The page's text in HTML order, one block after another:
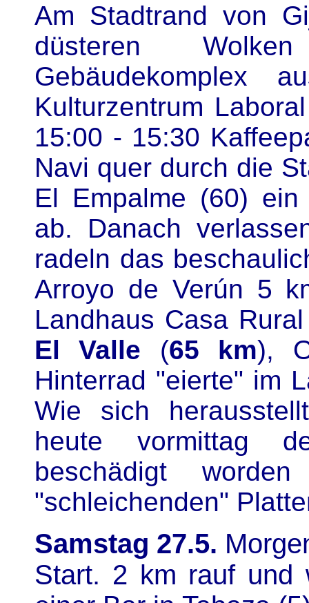
Am Stadtrand von
düsteren
Gebäudekomplex
Kulturzentrum
15:00 - 15:30
Navi quer durch die
El Empalme (60)
ab. Danach
radeln das
Arroyo de Verún 5
Landhaus Casa
El Valle (65 km),
Hinterrad "eierte" im
Wie sich
heute vormittag
beschädigt
"schleichenden"
Samstag 27.5.
Start. 2 km rauf und